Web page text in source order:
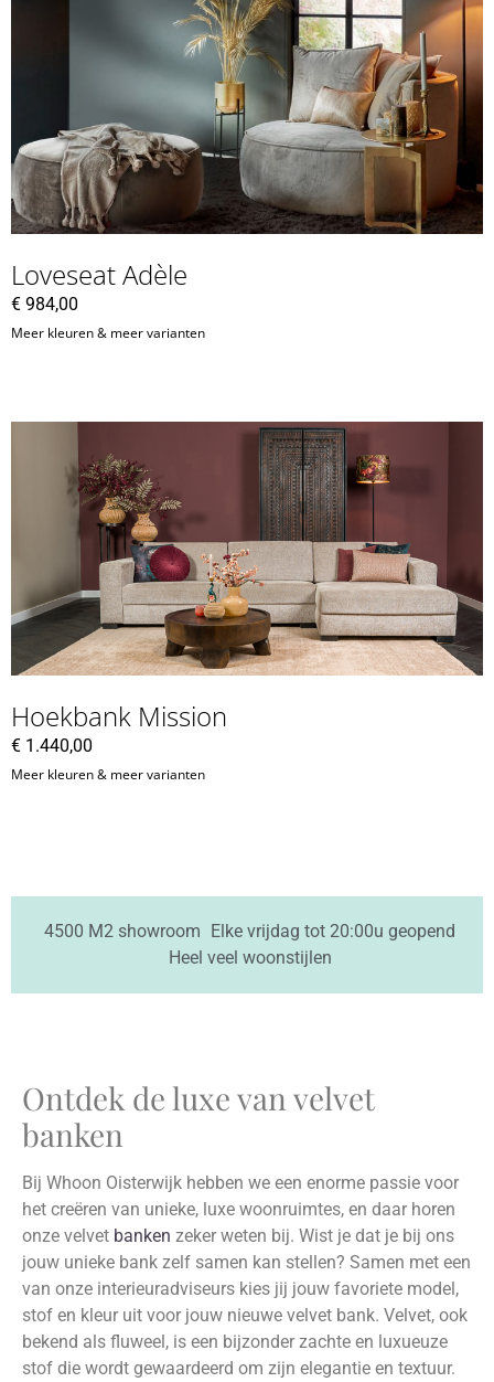
Loveseat Adèle
€ 984,00
Meer kleuren & meer varianten
Hoekbank Mission
€ 1.440,00
Meer kleuren & meer varianten
4500 M2 showroom Elke vrijdag tot 20:00u geopend
Heel veel woonstijlen
Ontdek de luxe van velvet
banken
Bij Whoon Oisterwijk hebben we een enorme passie voor
het creëren van unieke, luxe woonruimtes, en daar horen
onze velvet banken zeker weten bij. Wist je dat je bij ons
jouw unieke bank zelf samen kan stellen? Samen met een
van onze interieuradviseurs kies jij jouw favoriete model,
stof en kleur uit voor jouw nieuwe velvet bank. Velvet, ook
bekend als fluweel, is een bijzonder zachte en luxueuze
stof die wordt gewaardeerd om zijn elegantie en textuur.